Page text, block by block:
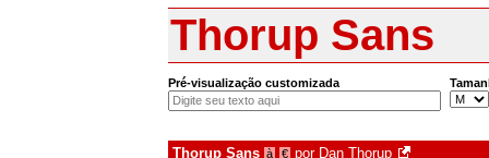
Thorup Sans
Pré-visualização customizada
Thorup Sans à € por Dan Thorup